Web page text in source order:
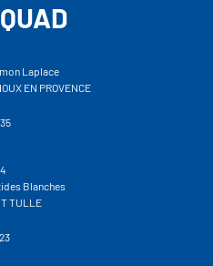
Laplace
EN PROVENCE
Blanches
TULLE